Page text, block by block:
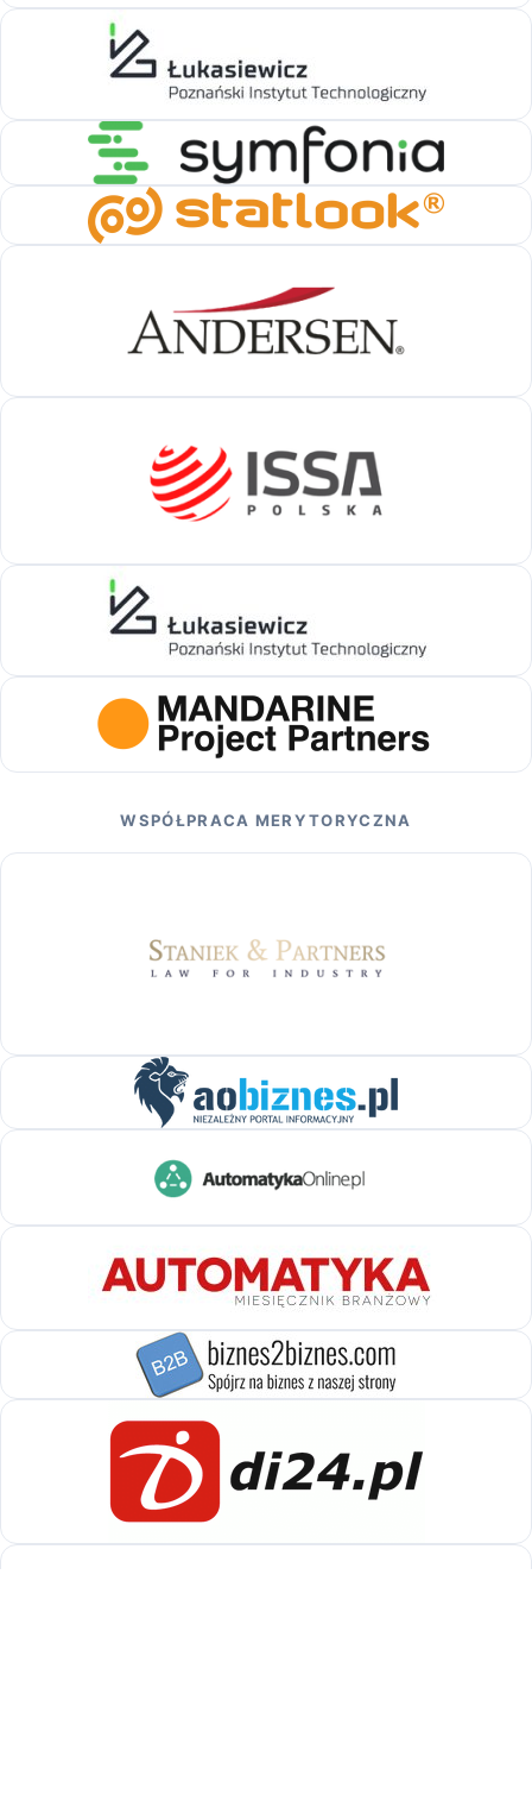
WSPÓŁPRACA MERYTORYCZNA